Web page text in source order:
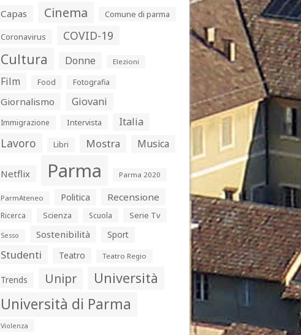
Capas Cinema Comune di parma
Coronavirus COVID-19
Cultura Donne Elezioni
Film Food Fotografia
Giornalismo Giovani
Immigrazione Intervista Italia
Lavoro Libri Mostra Musica
Netflix Parma Parma 2020
ParmAteneo Politica Recensione
Ricerca Scienza Scuola Serie Tv
Sesso Sostenibilità Sport
Studenti Teatro Teatro Regio
Trends Unipr Università
Università di Parma
Violenza